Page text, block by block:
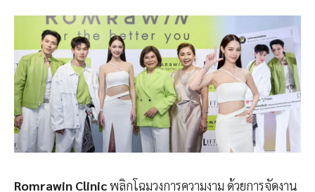
Romrawin Clinicพลิกโฉมวงการความงาม ด้วยการจัดงาน